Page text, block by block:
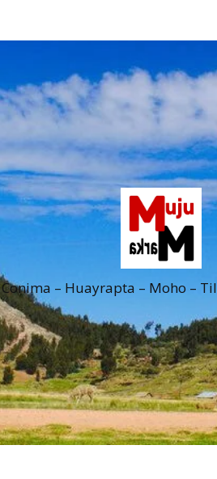
Conima – Huayrapta – Moho –